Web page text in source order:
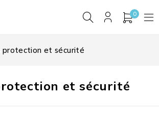
0
et sécurité
protection et sécurité